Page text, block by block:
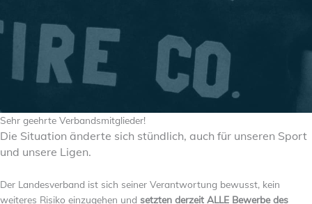
Sehr geehrte Verbandsmitglieder!
Die Situation änderte sich stündlich, auch für unseren Sport
und unsere Ligen.
Der Landesverband ist sich seiner Verantwortung bewusst, kein
weiteres Risiko einzugehen und setzten derzeit ALLE Bewerbe des